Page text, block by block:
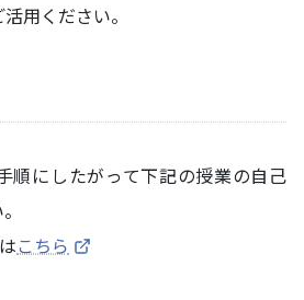
用ください。
順にしたがって下記の授業の自己
こちら